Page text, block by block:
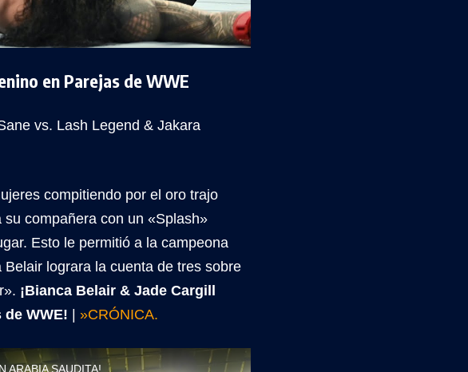
en Parejas de WWE
vs. Lash Legend & Jakara
compitiendo por el oro trajo
compañera con un «Splash»
Esto le permitió a la campeona
lograra la cuenta de tres sobre
¡Bianca Belair & Jade Cargill
de WWE! | »CRÓNICA.
ARABIA SAUDITA!